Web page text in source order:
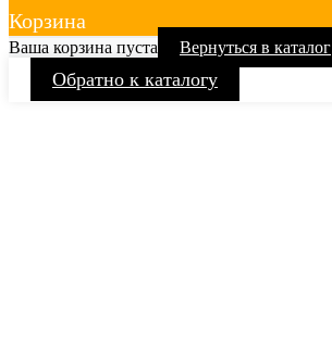
Корзина
Ваша корзина пуста Вернуться в каталог
Обратно к каталогу